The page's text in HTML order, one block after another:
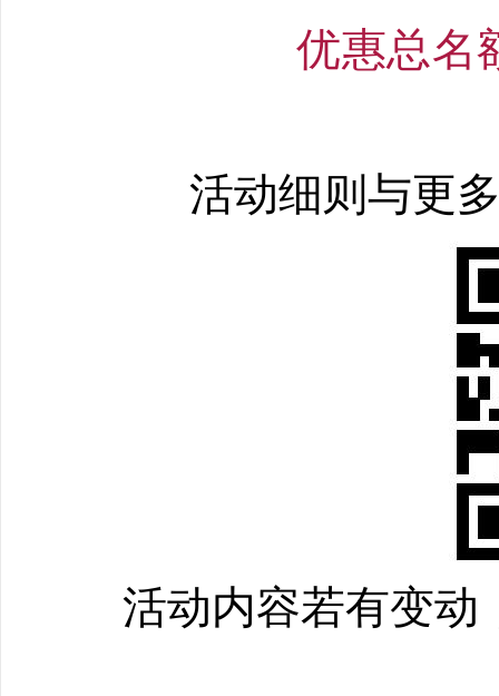
优惠总名
活动细则与更
活动内容若有变动